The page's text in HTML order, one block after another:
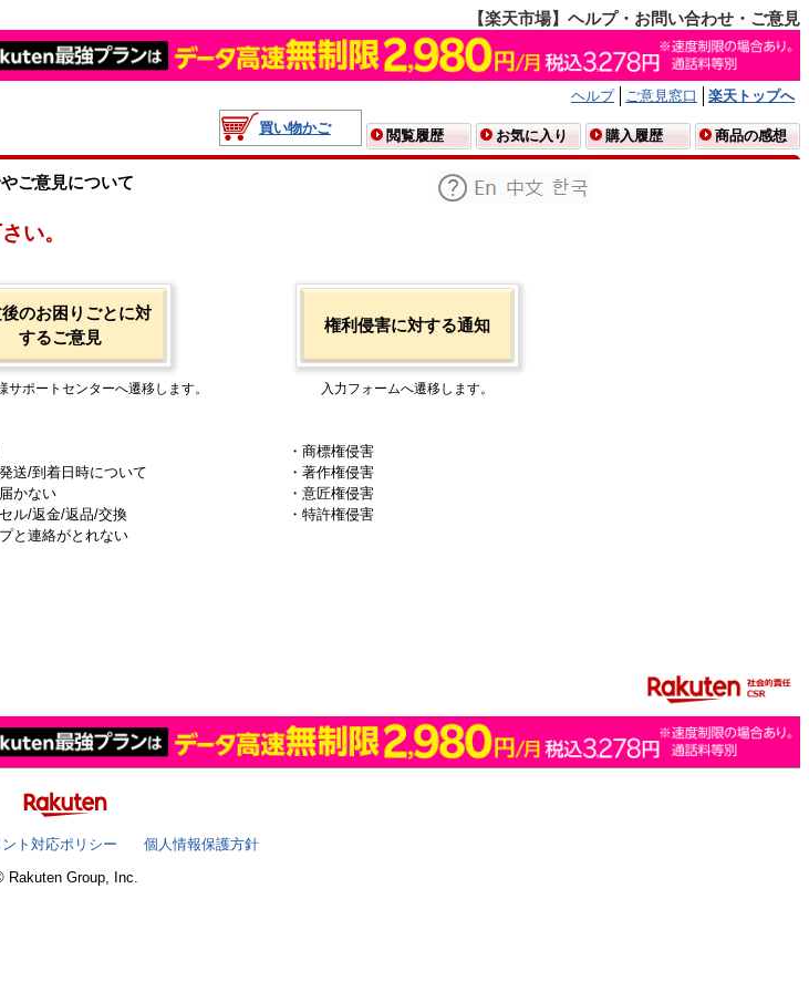
【楽天市場】ヘルプ・お問い合わせ・ご意見
ヘルプ ご意見窓口
楽天トップへ
買い物かご
閲覧履歴 お気に入り 購入履歴 商品の感想
ご意見について
い。
のお困りごとに対
するご意見
サポートセンターへ遷移します。
送/到着日時について
かない
ル/返金/返品/交換
と連絡がとれない
権利侵害に対する通知
入力フォームへ遷移します。
・商標権侵害
・著作権侵害
・意匠権侵害
・特許権侵害
ト対応ポリシー
個人情報保護方針
Rakuten Group, Inc.